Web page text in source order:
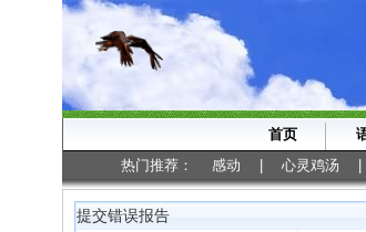
首页
热门推荐： 感动 心灵鸡汤
提交错误报告